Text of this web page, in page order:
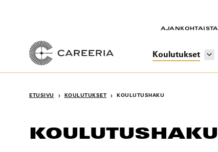
AJANKOHTAISTA
Koulutukset
ETUSIVU › KOULUTUKSET › KOULUTUSHAKU
KOULUTUSHAKU